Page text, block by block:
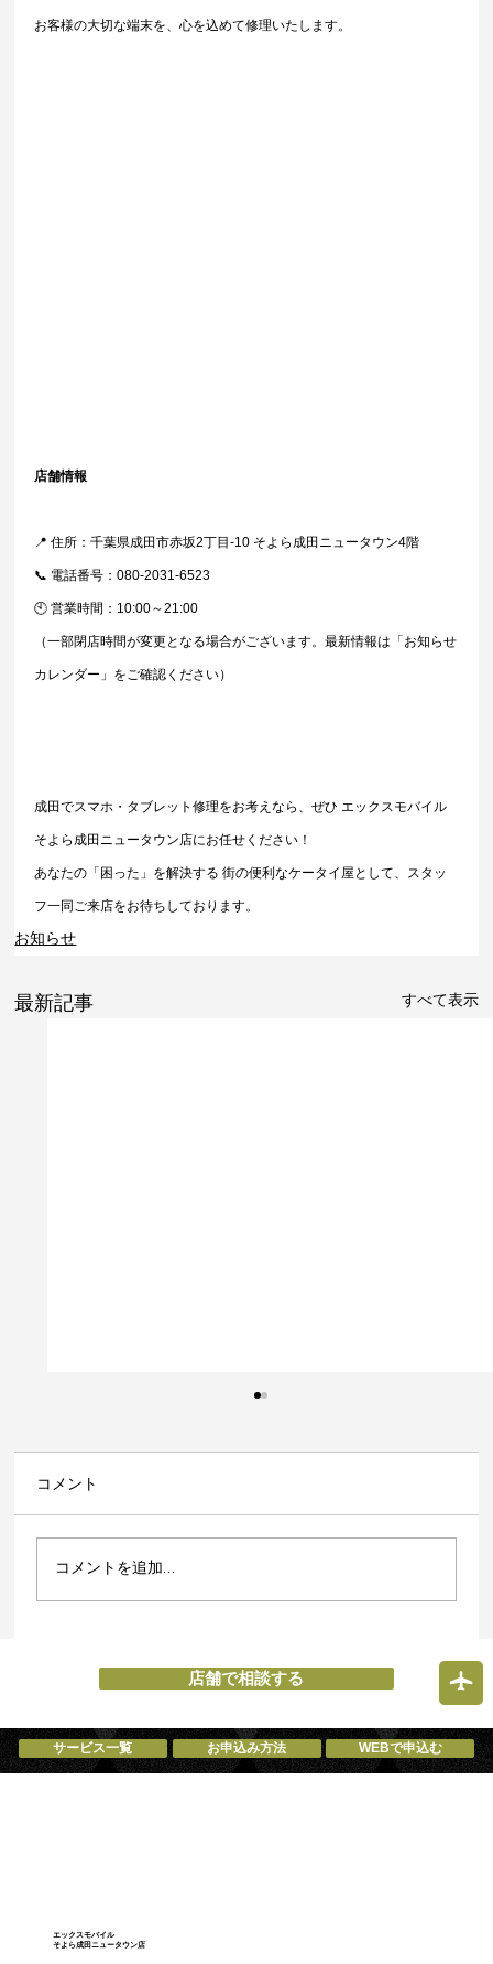
お客様の大切な端末を、心を込めて修理いたします。
店舗情報
📍 住所：千葉県成田市赤坂2丁目-10 そよら成田ニュータウン4階
📞 電話番号：080-2031-6523
🕙 営業時間：10:00～21:00
（一部閉店時間が変更となる場合がございます。最新情報は「お知らせ
カレンダー」をご確認ください）
成田でスマホ・タブレット修理をお考えなら、ぜひ エックスモバイル
そよら成田ニュータウン店にお任せください！
あなたの「困った」を解決する 街の便利なケータイ屋として、スタッ
フ一同ご来店をお待ちしております。
お知らせ
最新記事 すべて表示
「街の便利なケータイ屋」エックスモバ
コメント
コメントを追加…
店舗で相談する
サービス一覧 お申込み方法 WEBで申込む
エックスモバイル
そよら成田ニュータウン店